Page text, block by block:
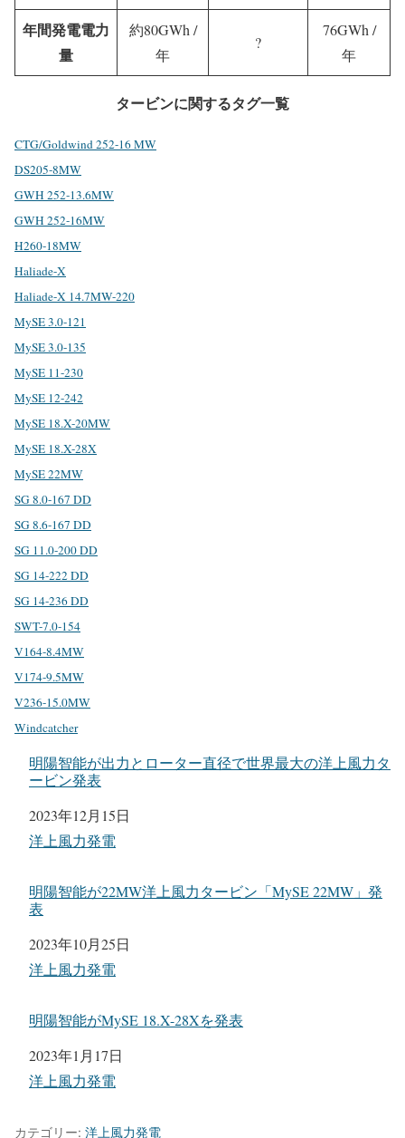
年間発電電力
量
約80GWh /
年
?
76GWh /
年
タービンに関するタグ一覧
CTG/Goldwind 252-16 MW
DS205-8MW
GWH 252-13.6MW
GWH 252-16MW
H260-18MW
Haliade-X
Haliade-X 14.7MW-220
MySE 3.0-121
MySE 3.0-135
MySE 11-230
MySE 12-242
MySE 18.X-20MW
MySE 18.X-28X
MySE 22MW
SG 8.0-167 DD
SG 8.6-167 DD
SG 11.0-200 DD
SG 14-222 DD
SG 14-236 DD
SWT-7.0-154
V164-8.4MW
V174-9.5MW
V236-15.0MW
Windcatcher
明陽智能が出力とローター直径で世界最大の洋上風力タ
ービン発表
日付
2023年12月15日
関連理由
洋上風力発電
明陽智能が22MW洋上風力タービン「MySE 22MW」発
表
日付
2023年10月25日
関連理由
洋上風力発電
明陽智能がMySE 18.X-28Xを発表
日付
2023年1月17日
関連理由
洋上風力発電
カテゴリー: 洋上風力発電